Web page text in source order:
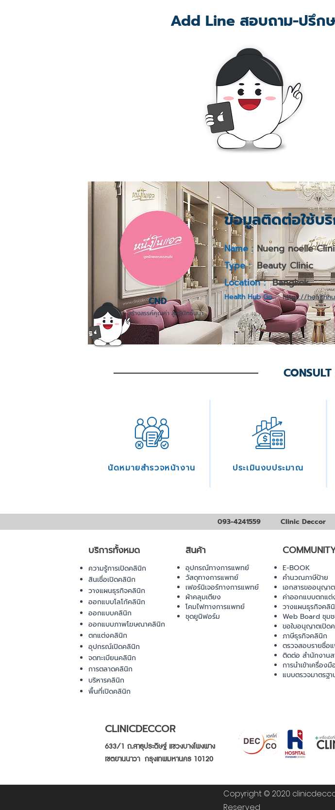
Add Line สอบถาม-ปรึก
CND
ข้อมูลติดต่อใช้บ
Name : Nueng noelle
Type : Beauty Clinic
Location : Bangkok
Health Hub Go : https://
สร้างสรรค์คุณค่า สู่คลินิกชั้นนำ
นัดหมายสำรวจหน้างาน ประเมินงบประมาณ
093-4241559 Clinic Deccor
บริการทั้งหมด
ความรู้การเปิดคลินิก
สินเชื่อเปิดคลินิก
วางแผนธุรกิจคลินิก
ออกแบบโลโก้คลินิก
ออกแบบคลินิก
ออกแบบภาพโฆษณาคลินิก
ตกแต่งคลินิก
อุปกรณ์เปิดคลินิก
จดทะเบียนคลินิก
การตลาดคลินิก
บริหารคลินิก
พื้นที่เปิดคลินิก
สินค้า
อุปกรณ์ทางการแพทย์
วัสดุทางการแพทย์
เฟอร์นิเจอร์ทางการแพทย์
ผ้าคลุมเตียง
โคมไฟทางการแพทย์
ชุดยูนิฟอร์ม
E-BOOK
คำนวณภาษีป้าย
เอกสารขออนุญาต
ค่าออกแบบตกแ
วางแผนธุรกิจคลิ
Web Board ชุม
ขอใบอนุญาตเปิด
ภาษีธุรกิจคลินิก
ตรวจสอบรายชื่อ
ติดต่อ สำนักงาน
การนำเข้าเครื่อง
แบบตรวจมาตรฐ
CLINICDECCOR
633/1 ถ.สาธุประดิษฐ์ แขวงบางโพงพาง
เขตยานนาวา กรุงเทพมหานคร 10120
Copyright © 2020
Reserved